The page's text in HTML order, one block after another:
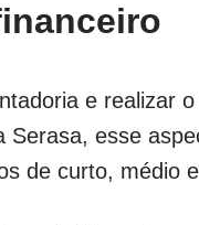
e realizar
esse
de curto, médio